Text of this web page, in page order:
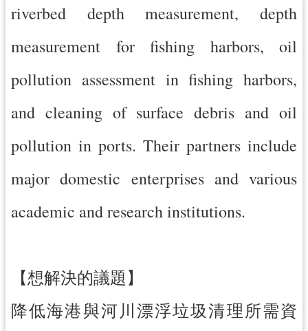
策
站
全
策
政
網
資
宣
riverbed depth measurement, depth
measurement for fishing harbors, oil
pollution assessment in fishing harbors,
and cleaning of surface debris and oil
pollution in ports. Their partners include
major domestic enterprises and various
academic and research institutions.
【想解決的議題】
降低海港與河川漂浮垃圾清理所需資